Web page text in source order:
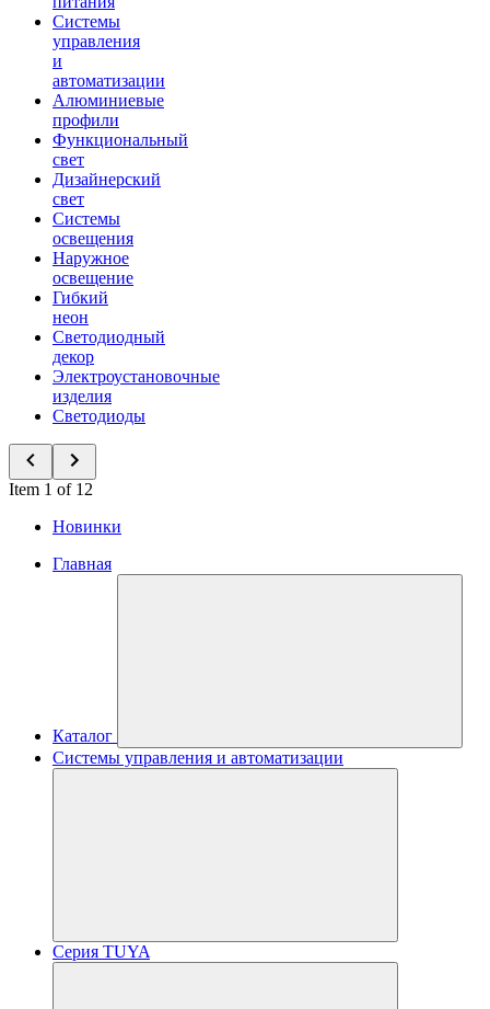
Системы
управления
и
автоматизации
Алюминиевые
профили
Функциональный
свет
Дизайнерский
свет
Системы
освещения
Наружное
освещение
Гибкий
неон
Светодиодный
декор
Электроустановочные
изделия
Светодиоды
Item 1 of 12
Новинки
Главная
Каталог
Системы управления и автоматизации
Серия TUYA